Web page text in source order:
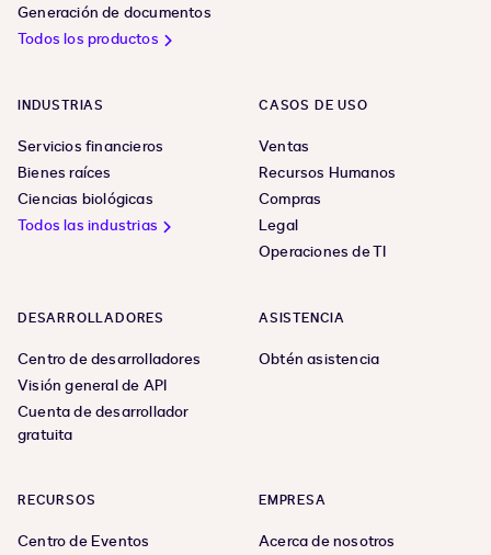
Generación de documentos
Todos los productos
INDUSTRIAS
Servicios financieros
Bienes raíces
Ciencias biológicas
Todos las industrias
CASOS DE USO
Ventas
Recursos Humanos
Compras
Legal
Operaciones de TI
DESARROLLADORES
Centro de desarrolladores
Visión general de API
Cuenta de desarrollador
gratuita
ASISTENCIA
Obtén asistencia
RECURSOS
Centro de Eventos
EMPRESA
Acerca de nosotros